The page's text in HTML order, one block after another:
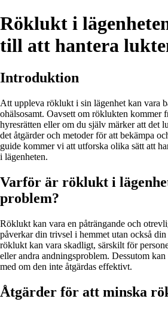
Röklukt i
till att hantera
Introduktion
Att uppleva röklukt i sin lägenhet kan vara
ohälsosamt. Oavsett om röklukten kommer
hyresrätten eller om du själv märker att det
det åtgärder och metoder för att bekämpa
guide kommer vi att utforska olika sätt att
i lägenheten.
Varför är röklukt i
problem?
Röklukt kan vara en påträngande och
påverkar din trivsel i hemmet utan också
röklukt kan vara skadligt, särskilt för
eller andra andningsproblem. Dessutom
med om den inte åtgärdas effektivt.
Åtgärder för att minska